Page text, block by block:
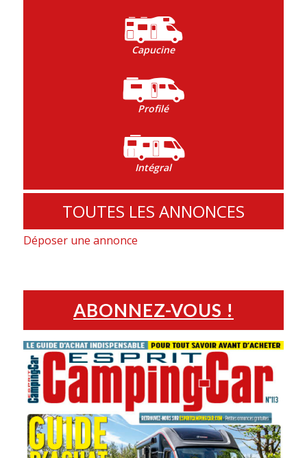
Capucine
Profilé
Intégral
TOUTES LES ANNONCES
Déposer une annonce
ABONNEZ-VOUS !